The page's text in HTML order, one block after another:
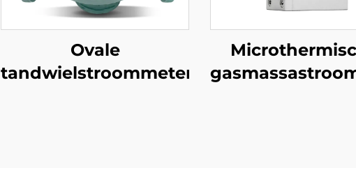
Ovale
tandwielstroommeter